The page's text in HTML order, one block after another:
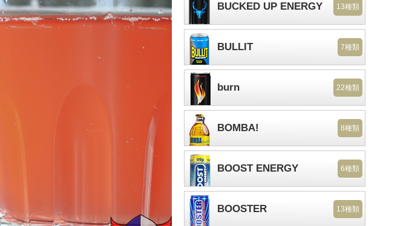
BUCKED UP ENERGY 13種類
BULLIT 7種類
burn 22種類
BOMBA! 8種類
BOOST ENERGY 6種類
BOOSTER 13種類